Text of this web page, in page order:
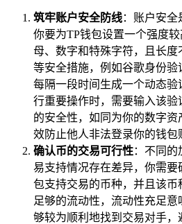
筑牢账户安全防线：账户安全
你要为TP钱包设置一个强度
母、数字和特殊字符，且长
等安全措施，例如谷歌身份
每隔一段时间生成一个动态
行重要操作时，需要输入该验
的安全性，如同为你的数字
效防止他人非法登录你的钱包
确认币的交易可行性：不同的
易支持情况存在差异，你需要
包支持交易的币种，并且该
足够的流动性，流动性充足
够较为顺利地找到交易对手